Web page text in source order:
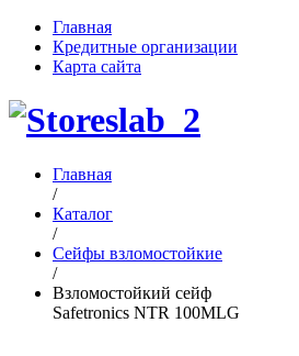
Главная
Кредитные организации
Карта сайта
Главная
/
Каталог
/
Сейфы взломостойкие
/
Взломостойкий сейф
Safetronics NTR 100MLG